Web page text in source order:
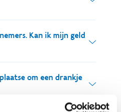
sterke wind (>
moet je ticket steeds op
aankopen.
Kan ik mijn geld
aantal personen
heeft ook daadwerkelijk
om een drankje